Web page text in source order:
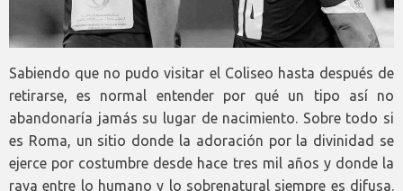
Sabiendo que no pudo visitar el Coliseo hasta después de
retirarse, es normal entender por qué un tipo así no
abandonaría jamás su lugar de nacimiento. Sobre todo si
es Roma, un sitio donde la adoración por la divinidad se
ejerce por costumbre desde hace tres mil años y donde la
raya entre lo humano y lo sobrenatural siempre es difusa.